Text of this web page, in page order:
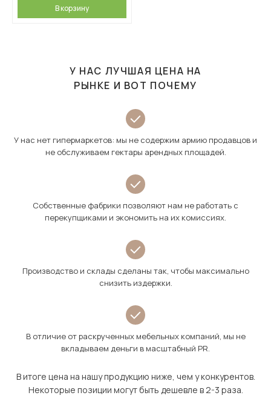
В корзину
У НАС ЛУЧШАЯ ЦЕНА НА
РЫНКЕ И ВОТ ПОЧЕМУ
У нас нет гипермаркетов: мы не содержим армию продавцов и
не обслуживаем гектары арендных площадей.
Собственные фабрики позволяют нам не работать с
перекупщиками и экономить на их комиссиях.
Производство и склады сделаны так, чтобы максимально
снизить издержки.
В отличие от раскрученных мебельных компаний, мы не
вкладываем деньги в масштабный PR.
В итоге цена на нашу продукцию ниже, чем у конкурентов.
Некоторые позиции могут быть дешевле в 2-3 раза.